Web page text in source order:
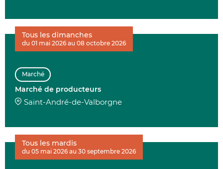
Marché
Marché de producteurs
Saint-André-de-Valborgne
Tous les dimanches
du 01 mai 2026 au 08 octobre 2026
Tous les mardis
du 05 mai 2026 au 30 septembre 2026